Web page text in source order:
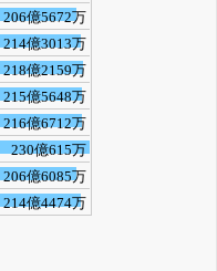
206億5672万
214億3013万
218億2159万
215億5648万
216億6712万
230億615万
206億6085万
214億4474万